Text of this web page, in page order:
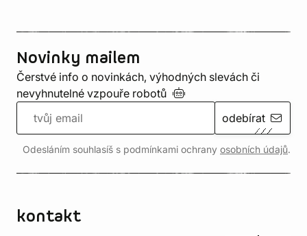
Novinky mailem
Čerstvé info o novinkách, výhodných slevách či
nevyhnutelné vzpouře robotů
odebírat
Odesláním souhlasíš s podmínkami ochrany osobních údajů.
kontakt